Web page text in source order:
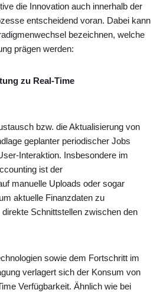
die Innovation auch innerhalb der
entscheidend voran. Dabei kann
bezeichnen, welche
prägen werden:
zu Real-Time
bzw. die Aktualisierung von
geplanter periodischer Jobs
Interaktion. Insbesondere im
ist der
manuelle Uploads oder sogar
aktuelle Finanzdaten zu
Schnittstellen zwischen den
sowie dem Fortschritt im
verlagert sich der Konsum von
Verfügbarkeit. Ähnlich wie bei